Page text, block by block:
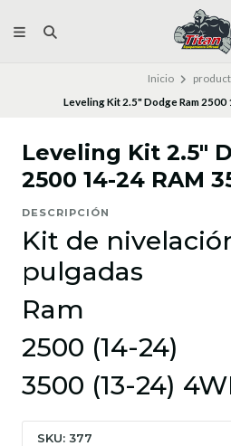
Inicio
Leveling Kit 2.5" Dodge Ram
Leveling Kit 2.5"
2500 14-24 RAM
DESCRIPCIÓN
Kit de
pulgadas
Ram
2500 (14-24)
3500 (13-24)
SKU: 377